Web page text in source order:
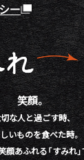
ー
笑顔。
な人と過ごす時、
いものを食べた時。
顔あふれる「すみれ